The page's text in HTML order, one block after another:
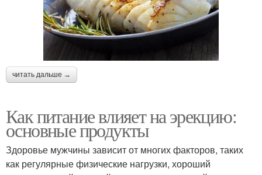
читать дальше →
Как питание влияет на эрекцию:
основные продукты
Здоровье мужчины зависит от многих факторов, таких
как регулярные физические нагрузки, хороший